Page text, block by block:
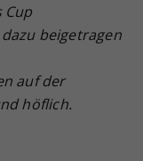
Cup
beigetragen
auf der
höflich.